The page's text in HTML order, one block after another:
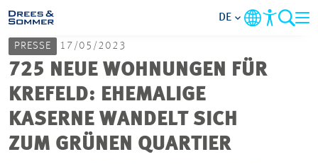
MARKETS
SERVICES
UNTERNEHMEN
DE
PRESSE 17/05/2023
725 NEUE WOHNUNGEN FÜR
KREFELD: EHEMALIGE
KASERNE WANDELT SICH
ZUM GRÜNEN QUARTIER